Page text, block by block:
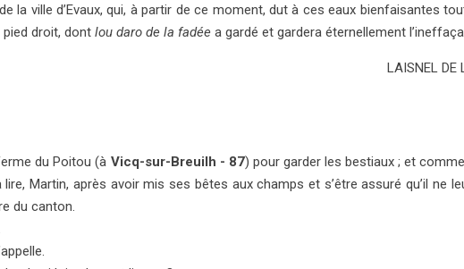
la ville d’Evaux, qui, à partir de ce moment, dut à ces eaux bienfaisantes
droit, dont lou daro de la fadée a gardé et gardera éternellement
LAISNEL DE
du Poitou (à Vicq-sur-Breuilh - 87) pour garder les bestiaux ; et
Martin, après avoir mis ses bêtes aux champs et s’être assuré qu’il ne
du canton.